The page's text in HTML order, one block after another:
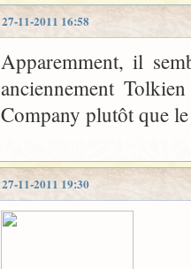
27-11-2011 16:58
Apparemment, il
anciennement
Company plutôt que
27-11-2011 19:30